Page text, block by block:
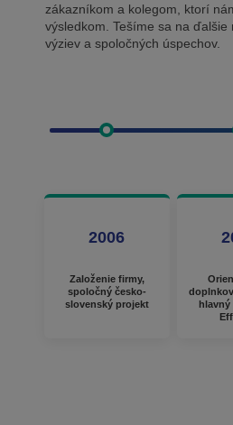
zákazníkom a kolegom, ktorí
výsledkom. Tešíme sa na ďalšie
výziev a spoločných úspechov.
2006
Založenie firmy,
spoločný česko-
slovenský projekt
hlavný